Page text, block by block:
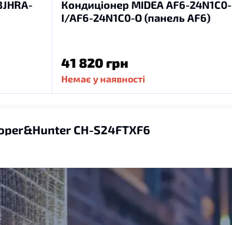
Кондиціонер MIDEA AF6-24N1C0-
I/AF6-24N1C0-O (панель AF6)
41 820 грн
Немає у наявності
CH-S24FTXF6